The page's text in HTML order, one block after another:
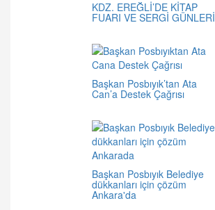
KDZ. EREĞLİ’DE KİTAP
FUARI VE SERGİ GÜNLERİ
Başkan Posbıyık’tan Ata
Can’a Destek Çağrısı
Başkan Posbıyık Belediye
dükkanları için çözüm
Ankara'da